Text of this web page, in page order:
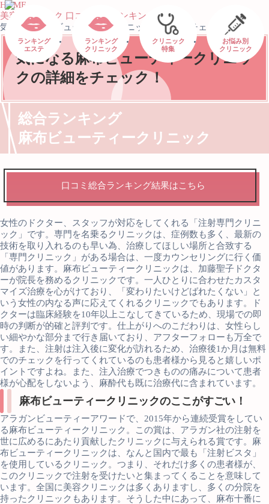
ランキング
エステ
ランキング
クリニック
クリニック
特集
お悩み別
クリニック
HOME
美容クリニック 口コミ総合ランキング
気になる麻布ビューティークリニックの詳細をチェック！
気になる麻布ビューティークリニッ
クの詳細をチェック！
総合ランキング
麻布ビューティークリニック
口コミ総合ランキング結果はこちら
女性のドクター、スタッフが対応をしてくれる「注射専門クリニ
ック」です。専門を名乗るクリニックは、症例数も多く、最新の
技術を取り入れるのも早い為、治療してほしい場所と合致する
「専門クリニック」がある場合は、一度カウンセリングに行く価
値があります。麻布ビューティークリニックは、加藤聖子ドクタ
ーが院長を務めるクリニックです。一人ひとりに合わせたカスタ
マイズ治療を心がけており、「変わりたいけどばれたくない」と
いう女性の内なる声に応えてくれるクリニックでもあります。ド
クターは臨床経験を10年以上こなしてきているため、現場での即
時の判断が的確と評判です。仕上がりへのこだわりは、女性らし
い細やかな部分まで行き届いており、アフターフォローも万全で
す。また、注射は注入後に変化が訪れるため、治療後1か月は無料
でのチェックを行ってくれているのも患者様から見ると嬉しいポ
イントですよね。また、注入治療でつきものの痛みについて患者
様が心配をしないよう、麻酔代も既に治療代に含まれています。
麻布ビューティークリニックのここがすごい！
アラガンビューティーアワードで、2015年から連続受賞をしてい
る麻布ビューティークリニック。この賞は、アラガン社の注射を
世に広めるにあたり貢献したクリニックに与えられる賞です。麻
布ビューティークリニックは、なんと国内で最も「注射ビスタ」
を使用しているクリニック。つまり、それだけ多くの患者様が、
このクリニックで注射を受けたいと集まってくることを意味して
います。全国に美容クリニックは多くありますし、多くの分院を
持ったクリニックもあります。そうした中にあって、麻布十番に